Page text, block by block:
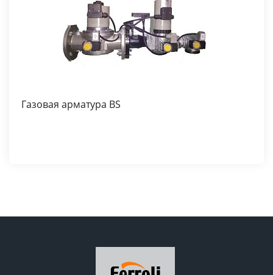
Газовая арматура BS